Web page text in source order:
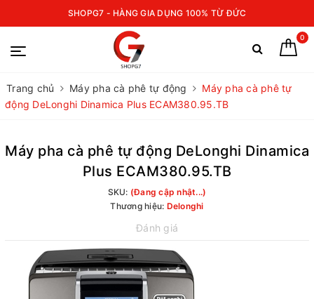
SHOPG7 - HÀNG GIA DỤNG 100% TỪ ĐỨC
0
Trang chủ Máy pha cà phê tự động
Máy pha cà phê tự
động DeLonghi Dinamica Plus ECAM380.95.TB
Máy pha cà phê tự động DeLonghi Dinamica
Plus ECAM380.95.TB
SKU: (Đang cập nhật...)
Thương hiệu: Delonghi
Đánh giá